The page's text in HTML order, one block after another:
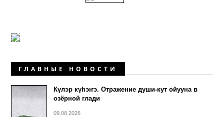
ГЛАВНЫЕ НОВОСТИ
Күлэр күhэҥэ. Отражение души-кут ойууна в
озёрной глади
09.08.2026